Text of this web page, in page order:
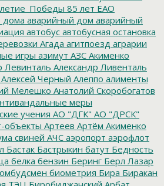
85 лет ЕАО
дома аварийный дом аварийный
автобус автобусная остановка
Агада агитпоезд аграрии
игры азимут АЗС Акименко
Левинталь Александр Ливенталь
Алексей Черный Алеппо алименты
Мелешко Анатолий Скоробогатов
меры
учения АО "ДГК" АО "ДРСК"
объекты Артеев Артём Акименко
свиней АЧС аэропорт аэрофлот
Бастак Бастрыкин батут Бедность
белка бензин Беринг Берл Лазар
биометрия Бира Биракан